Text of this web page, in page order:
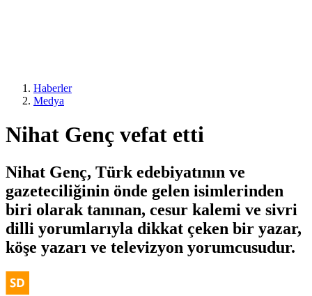
Haberler
Medya
Nihat Genç vefat etti
Nihat Genç, Türk edebiyatının ve
gazeteciliğinin önde gelen isimlerinden
biri olarak tanınan, cesur kalemi ve sivri
dilli yorumlarıyla dikkat çeken bir yazar,
köşe yazarı ve televizyon yorumcusudur.